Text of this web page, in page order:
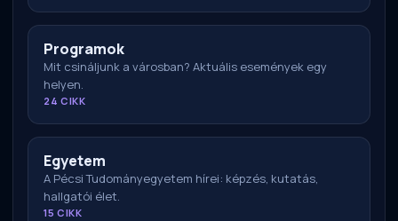
Programok
Mit csináljunk a városban? Aktuális események egy
helyen.
24 CIKK
Egyetem
A Pécsi Tudományegyetem hírei: képzés, kutatás,
hallgatói élet.
15 CIKK